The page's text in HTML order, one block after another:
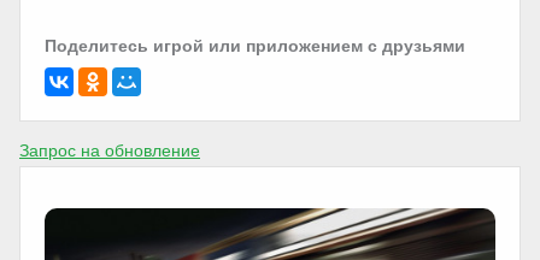
Поделитесь игрой или приложением с друзьями
Запрос на обновление